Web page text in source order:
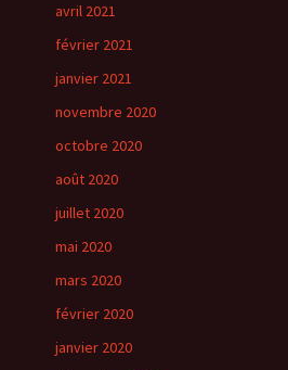
avril 2021
février 2021
janvier 2021
novembre 2020
octobre 2020
août 2020
juillet 2020
mai 2020
mars 2020
février 2020
janvier 2020